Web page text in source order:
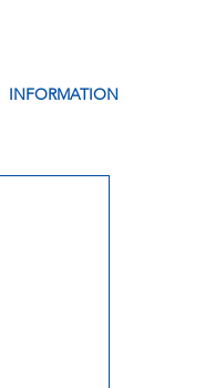
INFORMATION